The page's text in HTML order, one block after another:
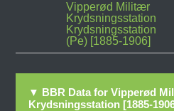
Vipperød Militær
Krydsningsstation
Krydsningsstation
(Pe) [1885-1906]
▼ BBR Data for Vipperød
Krydsningsstation [1885-